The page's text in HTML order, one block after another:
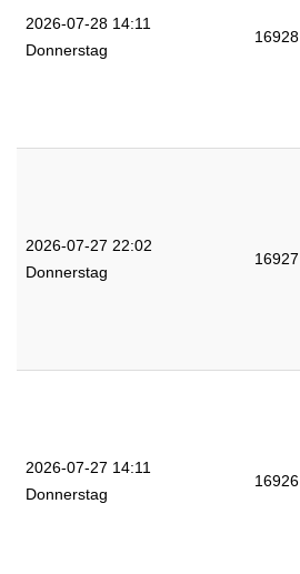
2026-07-28 14:11
Donnerstag
16928
2026-07-27 22:02
Donnerstag
16927
2026-07-27 14:11
Donnerstag
16926